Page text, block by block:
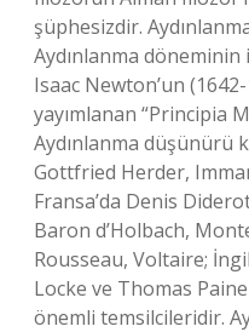
şüphesizdir.
Aydınlanma
Isaac Newton’un (1642-
yayımlanan “Principia
Aydınlanma düşünürü
Gottfried Herder,
Fransa’da Denis
Baron d’Holbach,
Rousseau, Voltaire;
Locke ve Thomas Paine
önemli temsilcileridir.